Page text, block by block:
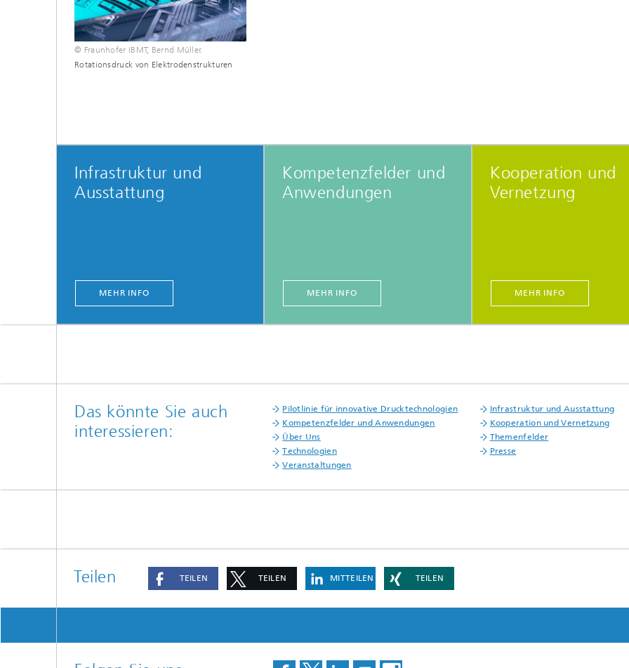
© Fraunhofer IBMT, Bernd Müller.
Rotationsdruck von Elektrodenstrukturen
Infrastruktur und
Ausstattung
MEHR INFO
Kompetenzfelder und
Anwendungen
MEHR INFO
Kooperation und
Vernetzung
MEHR INFO
Das könnte Sie auch
interessieren:
Pilotlinie für innovative Drucktechnologien
Infrastruktur und Ausstattung
Kompetenzfelder und Anwendungen
Kooperation und Vernetzung
Über Uns
Themenfelder
Technologien
Presse
Veranstaltungen
Teilen TEILEN TEILEN MITTEILEN TEILEN